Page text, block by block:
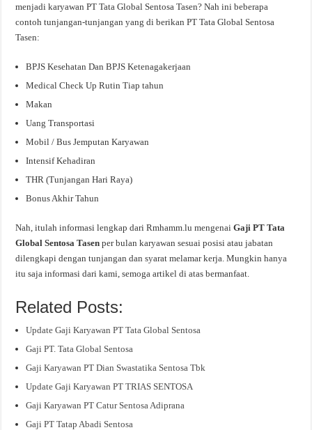
menjadi karyawan PT Tata Global Sentosa Tasen? Nah ini beberapa
contoh tunjangan-tunjangan yang di berikan PT Tata Global Sentosa
Tasen:
BPJS Kesehatan Dan BPJS Ketenagakerjaan
Medical Check Up Rutin Tiap tahun
Makan
Uang Transportasi
Mobil / Bus Jemputan Karyawan
Intensif Kehadiran
THR (Tunjangan Hari Raya)
Bonus Akhir Tahun
Nah, itulah informasi lengkap dari Rmhamm.lu mengenaiGaji PT Tata
Global Sentosa Tasenper bulan karyawan sesuai posisi atau jabatan
dilengkapi dengan tunjangan dan syarat melamar kerja. Mungkin hanya
itu saja informasi dari kami, semoga artikel di atas bermanfaat.
Related Posts:
Update Gaji Karyawan PT Tata Global Sentosa
Gaji PT. Tata Global Sentosa
Gaji Karyawan PT Dian Swastatika Sentosa Tbk
Update Gaji Karyawan PT TRIAS SENTOSA
Gaji Karyawan PT Catur Sentosa Adiprana
Gaji PT Tatap Abadi Sentosa